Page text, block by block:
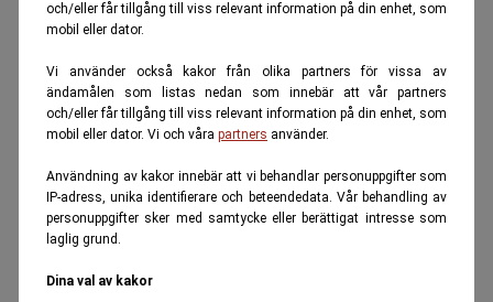
och/eller får tillgång till viss relevant information på din enhet, som
mobil eller dator.
Vi använder också kakor från olika partners för vissa av
ändamålen som listas nedan som innebär att vår partners
och/eller får tillgång till viss relevant information på din enhet, som
mobil eller dator. Vi och våra partners använder.
Användning av kakor innebär att vi behandlar personuppgifter som
IP-adress, unika identifierare och beteendedata. Vår behandling av
personuppgifter sker med samtycke eller berättigat intresse som
laglig grund.
Dina val av kakor